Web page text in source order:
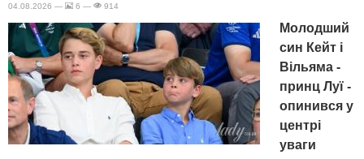
04.08.2026 — 6 — 914
Молодший
син Кейт і
Вільяма -
принц Луї -
опинився у
центрі
уваги